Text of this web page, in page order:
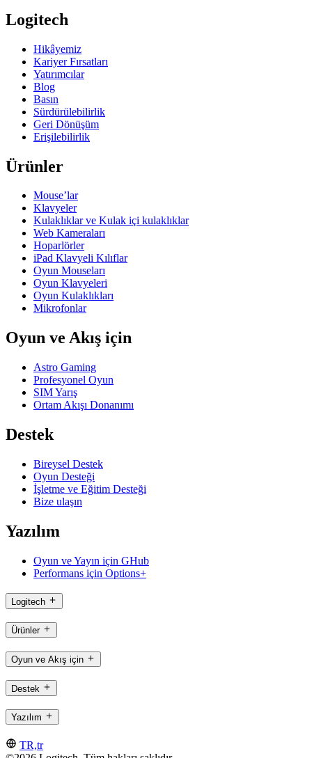
Logitech
Hikâyemiz
Kariyer Fırsatları
Yatırımcılar
Blog
Basın
Sürdürülebilirlik
Geri Dönüşüm
Erişilebilirlik
Ürünler
Mouse’lar
Klavyeler
Kulaklıklar ve Kulak içi kulaklıklar
Web Kameraları
Hoparlörler
iPad Klavyeli Kılıflar
Oyun Mouseları
Oyun Klavyeleri
Oyun Kulaklıkları
Mikrofonlar
Oyun ve Akış için
Astro Gaming
Profesyonel Oyun
SIM Yarış
Ortam Akışı Donanımı
Destek
Bireysel Destek
Oyun Desteği
İşletme ve Eğitim Desteği
Bize ulaşın
Yazılım
Oyun ve Yayın için GHub
Performans için Options+
Logitech
Ürünler
Oyun ve Akış için
Destek
Yazılım
TR,tr